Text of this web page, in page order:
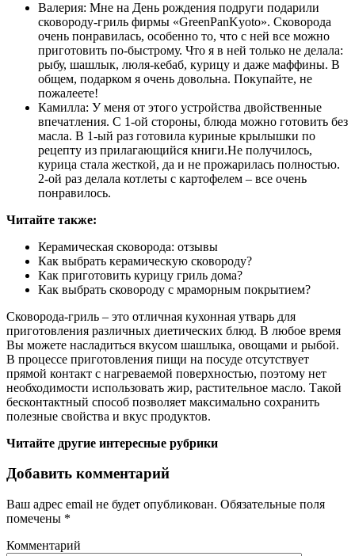
Валерия: Мне на День рождения подруги подарили
сковороду-гриль фирмы «GreenPanKyoto». Сковорода
очень понравилась, особенно то, что с ней все можно
приготовить по-быстрому. Что я в ней только не делала:
рыбу, шашлык, люля-кебаб, курицу и даже маффины. В
общем, подарком я очень довольна. Покупайте, не
пожалеете!
Камилла: У меня от этого устройства двойственные
впечатления. С 1-ой стороны, блюда можно готовить без
масла. В 1-ый раз готовила куриные крылышки по
рецепту из прилагающийся книги.Не получилось,
курица стала жесткой, да и не прожарилась полностью.
2-ой раз делала котлеты с картофелем – все очень
понравилось.
Читайте также:
Керамическая сковорода: отзывы
Как выбрать керамическую сковороду?
Как приготовить курицу гриль дома?
Как выбрать сковороду с мраморным покрытием?
Сковорода-гриль – это отличная кухонная утварь для
приготовления различных диетических блюд. В любое время
Вы можете насладиться вкусом шашлыка, овощами и рыбой.
В процессе приготовления пищи на посуде отсутствует
прямой контакт с нагреваемой поверхностью, поэтому нет
необходимости использовать жир, растительное масло. Такой
бесконтактный способ позволяет максимально сохранить
полезные свойства и вкус продуктов.
Читайте другие интересные рубрики
Добавить комментарий
Ваш адрес email не будет опубликован. Обязательные поля
помечены *
Комментарий